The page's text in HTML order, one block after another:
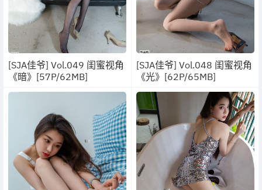
[SJA佳爷] Vol.049 闺蜜视角
《暗》[57P/62MB]
[SJA佳爷] Vol.048 闺蜜视角
《光》[62P/65MB]